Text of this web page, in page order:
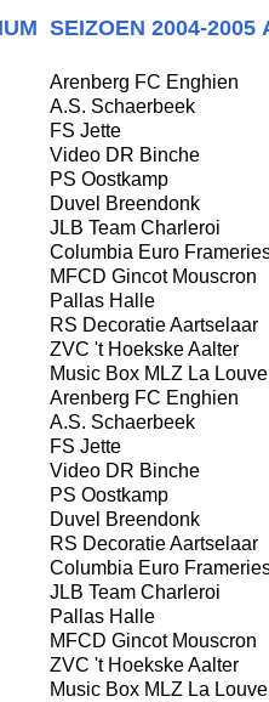
SEIZOEN 2004-2005
Arenberg FC Enghien
A.S. Schaerbeek
FS Jette
Video DR Binche
PS Oostkamp
Duvel Breendonk
JLB Team Charleroi
Columbia Euro
MFCD Gincot Mouscron
Pallas Halle
RS Decoratie Aartselaar
ZVC 't Hoekske Aalter
Music Box MLZ La Louve
Arenberg FC Enghien
A.S. Schaerbeek
FS Jette
Video DR Binche
PS Oostkamp
Duvel Breendonk
RS Decoratie Aartselaar
Columbia Euro
JLB Team Charleroi
Pallas Halle
MFCD Gincot Mouscron
ZVC 't Hoekske Aalter
Music Box MLZ La Louve